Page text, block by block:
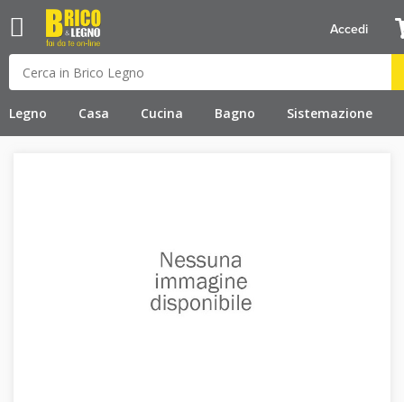
Legno Casa Cucina Bagno Sistemazione
Accedi